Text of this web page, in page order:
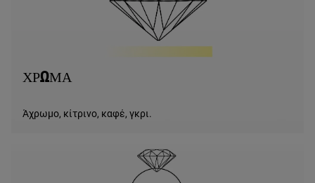
ΧΡΩΜΑ
Άχρωμο, κίτρινο, καφέ, γκρι.